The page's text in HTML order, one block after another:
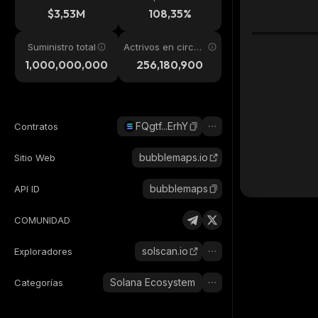
$3,53M 108,35%
Suministro total
1,000,000,000
Actrivos en circul
ación256,180,900
Contratos FQgtf...ErhY
Sitio Web bubblemaps.io
API ID bubblemaps
COMUNIDAD
Exploradores solscan.io
Categorías Solana Ecosystem